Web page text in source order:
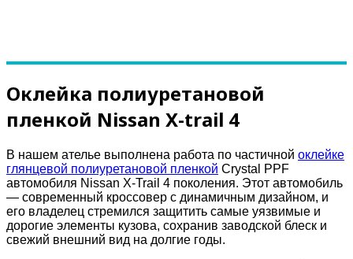
Оклейка полиуретановой
пленкой Nissan X-trail 4
В нашем ателье выполнена работа по частичной оклейке
глянцевой полиуретановой пленкой Crystal PPF
автомобиля Nissan X-Trail 4 поколения. Этот автомобиль
— современный кроссовер с динамичным дизайном, и
его владелец стремился защитить самые уязвимые и
дорогие элементы кузова, сохранив заводской блеск и
свежий внешний вид на долгие годы.